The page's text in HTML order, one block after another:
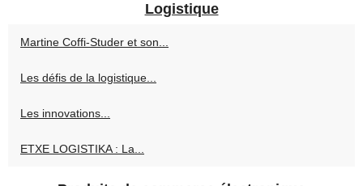
Logistique
Martine Coffi-Studer et son...
Les défis de la logistique...
Les innovations...
ETXE LOGISTIKA : La...